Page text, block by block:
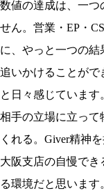
数値の達成は、一つ
せん。営業・EP・
に、やっと一つの
追いかけることがで
と日々感じています
相手の立場に立って
くれる。Giver精神
大阪支店の自慢でき
る環境だと思います